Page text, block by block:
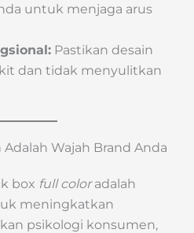
untuk menjaga arus
Pastikan desain
dan tidak menyulitkan
Wajah Brand Anda
box full coloradalah
meningkatkan
psikologi konsumen,